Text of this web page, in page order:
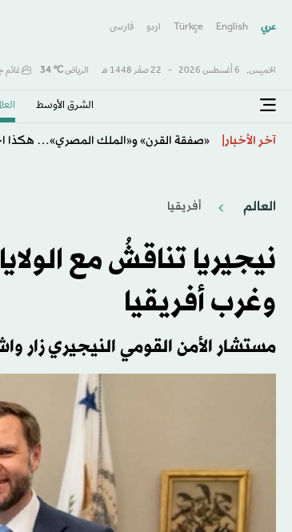
عربي English
Türkçe اردو فارسى
الخميس, 6 أغسطس 2026 - 22 صفَر 1448 هـ الرياض℃
34 غائم
الشرق الأوسط​
آخر الأخبار فرنسا تتهم شبكة روسية بشن حملة تضليل
العالم أفريقيا
نيجيريا تناقشُ مع
وغرب أفريقيا
مستشار الأمن القومي النيجيري زار